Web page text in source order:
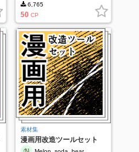
6,765
50 CP
素材集
漫画用改造ツールセット